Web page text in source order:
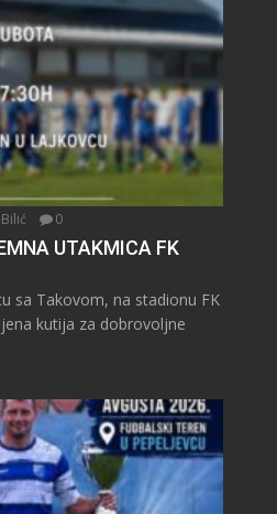
0
UTAKMICA FK
sa Takovom, na stadionu FK
kutija za dobrovoljne